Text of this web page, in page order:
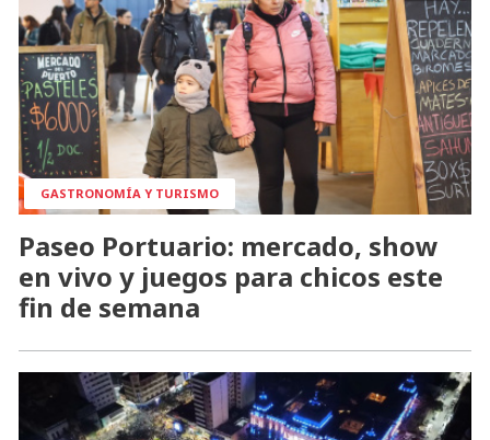
GASTRONOMÍA Y TURISMO
Paseo Portuario: mercado, show
en vivo y juegos para chicos este
fin de semana